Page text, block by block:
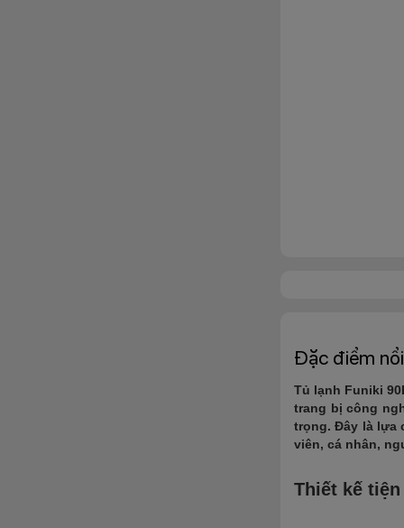
Đặc điểm
Tủ lạnh Funiki
trang bị công
trọng. Đây là lựa
viên, cá nhân,
Thiết kế